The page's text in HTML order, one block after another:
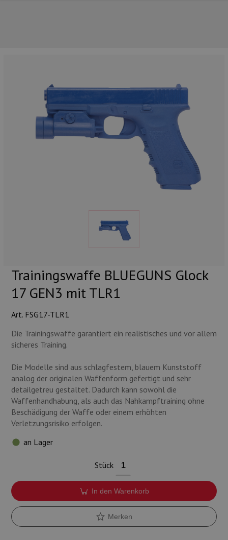
Trainingswaffe BLUEGUNS Glock
17 GEN3 mit TLR1
Art. FSG17-TLR1
Die Trainingswaffe garantiert ein realistisches und vor allem
sicheres Training.
Die Modelle sind aus schlagfestem, blauem Kunststoff
analog der originalen Waffenform gefertigt und sehr
detailgetreu gestaltet. Dadurch kann sowohl die
Waffenhandhabung, als auch das Nahkampftraining ohne
Beschädigung der Waffe oder einem erhöhten
Verletzungsrisiko erfolgen.
an Lager
Stück
In den Warenkorb
Merken
UNSERE TOP-MARKEN
Lampen und Zubehör